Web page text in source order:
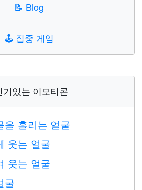
📝 Blog
🕹️ 집중 게임
기있는 이모티콘
을 흘리는 얼굴
웃는 얼굴
웃는 얼굴
굴